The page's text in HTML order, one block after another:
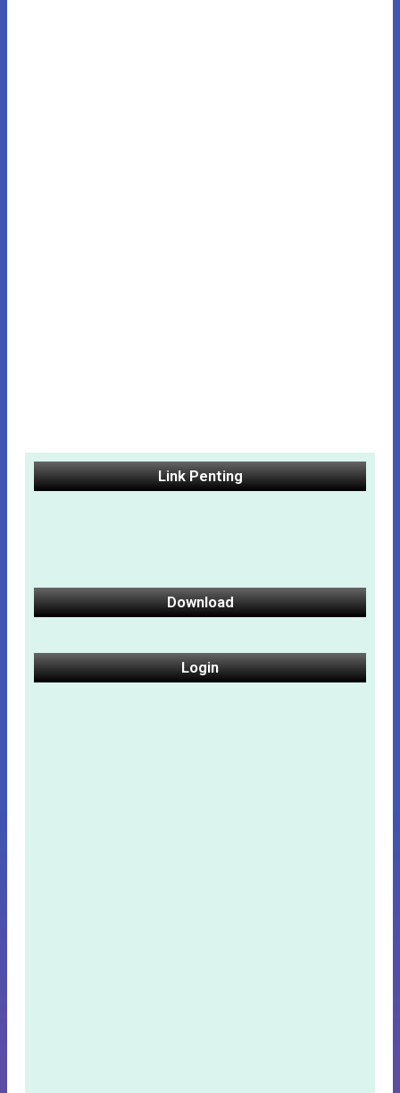
Link Penting
Download
Login